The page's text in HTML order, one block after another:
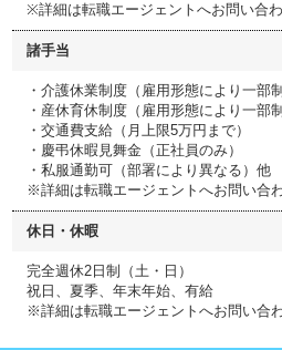
※詳細は転職エージェントへお問い合わ
諸手当
・介護休業制度（雇用形態により一部
・産休育休制度（雇用形態により一部
・交通費支給（月上限5万円まで）
・慶弔休暇見舞金（正社員のみ）
・私服通勤可（部署により異なる）他
※詳細は転職エージェントへお問い合
休日・休暇
完全週休2日制（土・日）
祝日、夏季、年末年始、有給
※詳細は転職エージェントへお問い合